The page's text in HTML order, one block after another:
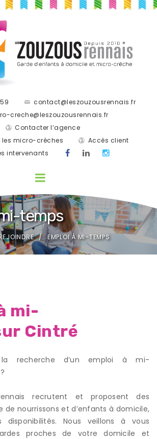
contact@leszouzousrennais.fr
creche@leszouzousrennais.fr
Contacter l’agence
micro-crèches
Accès client
intervenants
temps
EMPLOI À MI-TEMPS
mi-
Cintré
recherche d’un emploi à mi-
rennais recrutent et proposent des
de nourrissons et d’enfants à domicile,
Nous veillons à vous
proches de votre domicile et